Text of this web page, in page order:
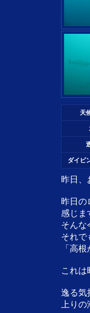
天
ダイビ
昨日、
昨日の
感じま
そんな
それで
「高
これは
逸る気
上りの